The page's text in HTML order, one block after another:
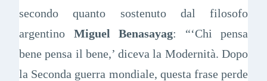
secondo quanto sostenuto dal filosofo
argentino Miguel Benasayag: “‘Chi pensa
bene pensa il bene,’ diceva la Modernità. Dopo
la Seconda guerra mondiale, questa frase perde